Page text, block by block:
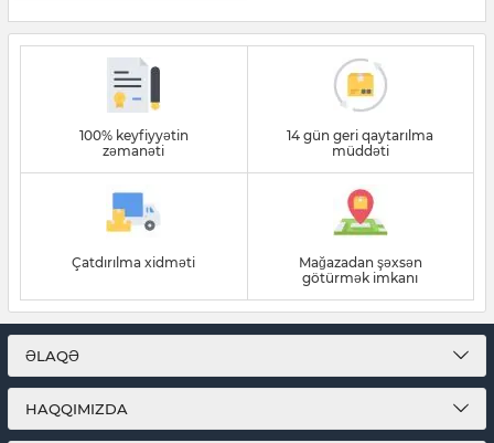
100% keyfiyyətin
zəmanəti
14 gün geri qaytarılma
müddəti
Çatdırılma xidməti
Mağazadan şəxsən
götürmək imkanı
ƏLAQƏ
HAQQIMIZDA